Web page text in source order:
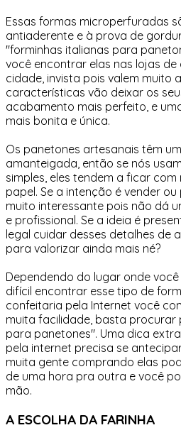
Essas formas microperfuradas
antiaderente e à prova de
"forminhas italianas para
você encontrar elas nas lojas
cidade, invista pois valem muito
características vão deixar os
acabamento mais perfeito, e
mais bonita e única.
Os panetones artesanais têm
amanteigada, então se nós
simples, eles tendem a ficar
papel. Se a intenção é vender
muito interessante pois não dá
e profissional. Se a ideia é
legal cuidar desses detalhes de
para valorizar ainda mais né?
Dependendo do lugar onde
difícil encontrar esse tipo de
confeitaria pela Internet você
muita facilidade, basta procurar
para panetones". Uma dica
pela internet precisa se
muita gente comprando elas
de uma hora pra outra e você
mão.
A ESCOLHA DA FARINHA